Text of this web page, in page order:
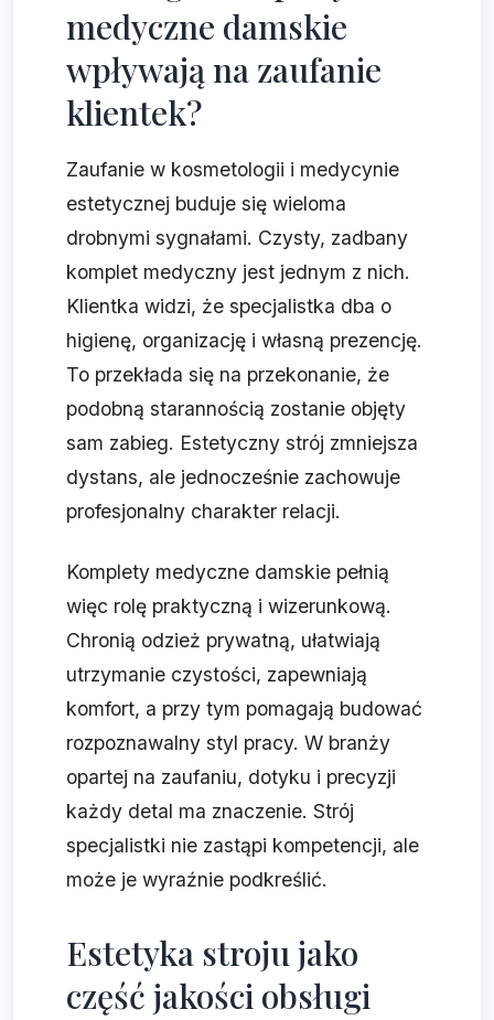
medyczne damskie
wpływają na zaufanie
klientek?
Zaufanie w kosmetologii i medycynie
estetycznej buduje się wieloma
drobnymi sygnałami. Czysty, zadbany
komplet medyczny jest jednym z nich.
Klientka widzi, że specjalistka dba o
higienę, organizację i własną prezencję.
To przekłada się na przekonanie, że
podobną starannością zostanie objęty
sam zabieg. Estetyczny strój zmniejsza
dystans, ale jednocześnie zachowuje
profesjonalny charakter relacji.
Komplety medyczne damskie pełnią
więc rolę praktyczną i wizerunkową.
Chronią odzież prywatną, ułatwiają
utrzymanie czystości, zapewniają
komfort, a przy tym pomagają budować
rozpoznawalny styl pracy. W branży
opartej na zaufaniu, dotyku i precyzji
każdy detal ma znaczenie. Strój
specjalistki nie zastąpi kompetencji, ale
może je wyraźnie podkreślić.
Estetyka stroju jako
część jakości obsługi